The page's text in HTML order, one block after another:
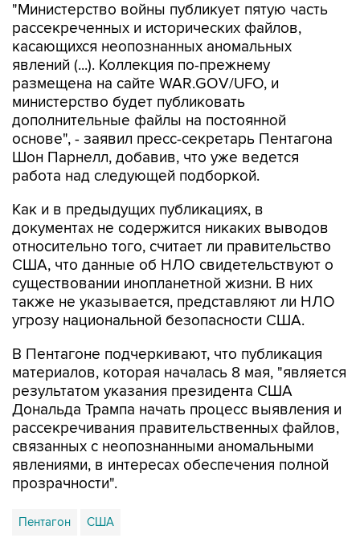
"Министерство войны публикует пятую часть
рассекреченных и исторических файлов,
касающихся неопознанных аномальных
явлений (...). Коллекция по-прежнему
размещена на сайте WAR.GOV/UFO, и
министерство будет публиковать
дополнительные файлы на постоянной
основе", - заявил пресс-секретарь Пентагона
Шон Парнелл, добавив, что уже ведется
работа над следующей подборкой.
Как и в предыдущих публикациях, в
документах не содержится никаких выводов
относительно того, считает ли правительство
США, что данные об НЛО свидетельствуют о
существовании инопланетной жизни. В них
также не указывается, представляют ли НЛО
угрозу национальной безопасности США.
В Пентагоне подчеркивают, что публикация
материалов, которая началась 8 мая, "является
результатом указания президента США
Дональда Трампа начать процесс выявления и
рассекречивания правительственных файлов,
связанных с неопознанными аномальными
явлениями, в интересах обеспечения полной
прозрачности".
Пентагон США